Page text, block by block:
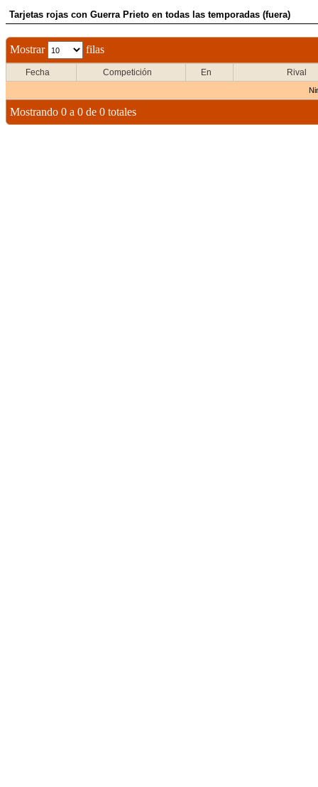
Tarjetas rojas con Guerra Prieto en todas las temporadas (fuera)
Mostrar filas
Fecha Competición En Rival
Mostrando 0 a 0 de 0 totales